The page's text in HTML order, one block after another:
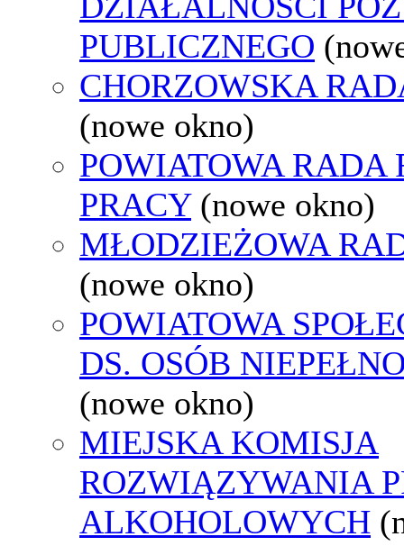
PUBLICZNEGO
CHORZOWSKA
(nowe okno)
POWIATOWA RADA
PRACY (nowe okno)
MŁODZIEŻOWA
(nowe okno)
POWIATOWA
DS. OSÓB
(nowe okno)
MIEJSKA KOMISJA
ROZWIĄZYWANIA
ALKOHOLOWYCH